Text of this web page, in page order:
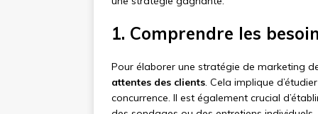
1. Comprendre les
Pour élaborer une stratégie de marketing
attentes des clients. Cela implique
concurrence. Il est également crucial